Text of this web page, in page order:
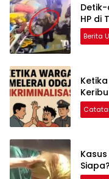
HP di
Berita
Siapa?